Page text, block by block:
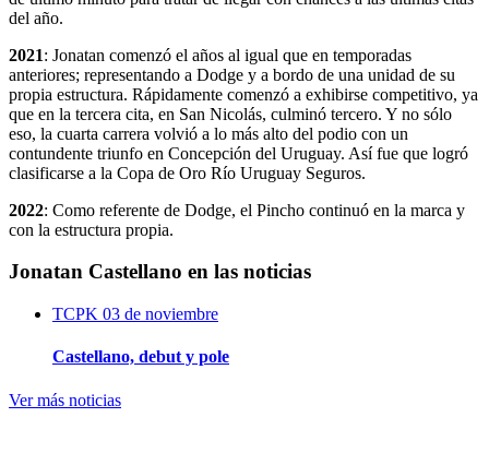
del año.
2021: Jonatan comenzó el años al igual que en temporadas
anteriores; representando a Dodge y a bordo de una unidad de su
propia estructura. Rápidamente comenzó a exhibirse competitivo, ya
que en la tercera cita, en San Nicolás, culminó tercero. Y no sólo
eso, la cuarta carrera volvió a lo más alto del podio con un
contundente triunfo en Concepción del Uruguay. Así fue que logró
clasificarse a la Copa de Oro Río Uruguay Seguros.
2022: Como referente de Dodge, el Pincho continuó en la marca y
con la estructura propia.
Jonatan Castellano en las noticias
TCPK 03 de noviembre
Castellano, debut y pole
Ver más noticias